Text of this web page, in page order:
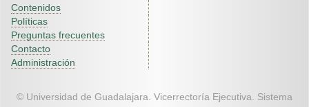
Contenidos
Políticas
Preguntas frecuentes
Contacto
Administración
© Universidad de Guadalajara. Vicerrectoría Ejecutiva. Sistema